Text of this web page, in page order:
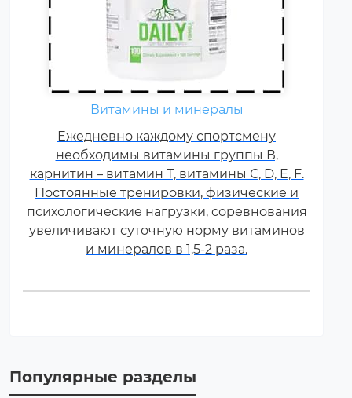
Витамины и минералы
Ежедневно каждому спортсмену
необходимы витамины группы В,
карнитин – витамин Т, витамины С, D, E, F.
Постоянные тренировки, физические и
психологические нагрузки, соревнования
увеличивают суточную норму витаминов
и минералов в 1,5-2 раза.
Популярные разделы